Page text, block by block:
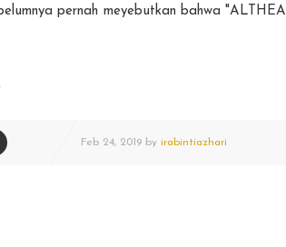
pernah meyebutkan bahwa "ALTHEA
Feb 24, 2019 by irabintiazhari